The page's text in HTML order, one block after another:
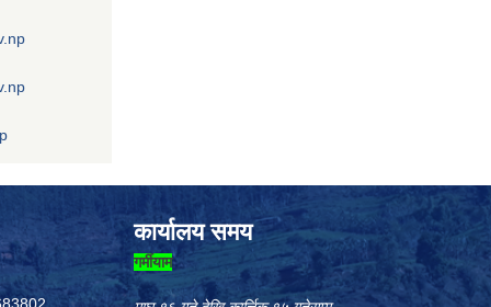
कार्यालय समय
गर्मीयाम